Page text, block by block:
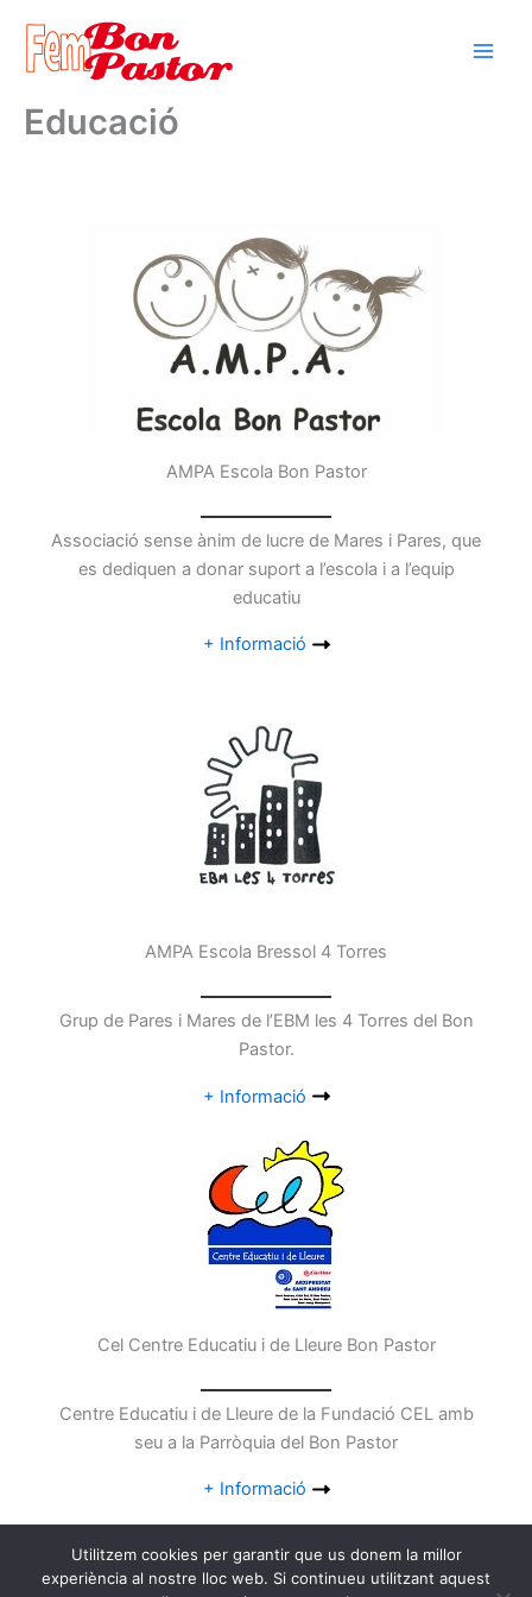
contingut
Educació
AMPA Escola Bon Pastor
Associació sense ànim de lucre de Mares i Pares, que
es dediquen a donar suport a l’escola i a l’equip
educatiu
+ Informació
AMPA Escola Bressol 4 Torres
Grup de Pares i Mares de l’EBM les 4 Torres del Bon
Pastor.
+ Informació
Cel Centre Educatiu i de Lleure Bon Pastor
Centre Educatiu i de Lleure de la Fundació CEL amb
seu a la Parròquia del Bon Pastor
+ Informació
Utilitzem cookies per garantir que us donem la millor
experiència al nostre lloc web. Si continueu utilitzant aquest